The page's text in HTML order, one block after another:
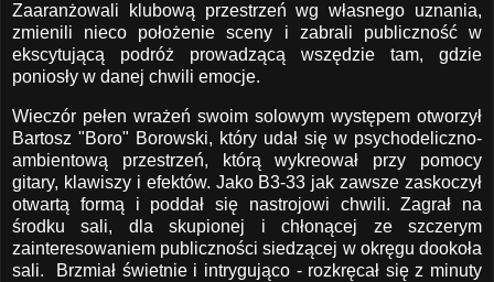
Zaaranżowali klubową przestrzeń wg własnego uznania,
zmienili nieco położenie sceny i zabrali publiczność w
ekscytującą podróż prowadzącą wszędzie tam, gdzie
poniosły w danej chwili emocje.
Wieczór pełen wrażeń swoim solowym występem otworzył
Bartosz "Boro" Borowski, który udał się w psychodeliczno-
ambientową przestrzeń, którą wykreował przy pomocy
gitary, klawiszy i efektów. Jako B3-33 jak zawsze zaskoczył
otwartą formą i poddał się nastrojowi chwili. Zagrał na
środku sali, dla skupionej i chłonącej ze szczerym
zainteresowaniem publiczności siedzącej w okręgu dookoła
sali. Brzmiał świetnie i intrygująco - rozkręcał się z minuty